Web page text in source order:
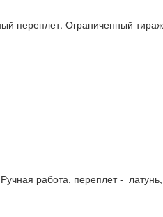
переплет. Ограниченный
работа, переплет -